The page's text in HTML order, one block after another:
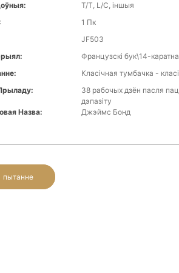
T/T, L/C, іншыя
1 Пк
JF503
Французскі бук\14-
Класічная тумбачка -
38 рабочых дзён пасля
дэпазіту
Назва:
Джэймс Бонд
пытанне